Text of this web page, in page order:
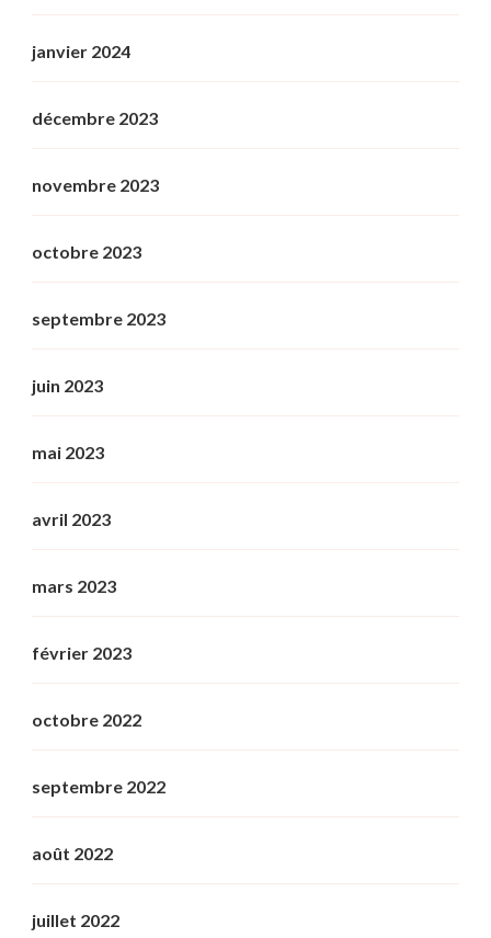
janvier 2024
décembre 2023
novembre 2023
octobre 2023
septembre 2023
juin 2023
mai 2023
avril 2023
mars 2023
février 2023
octobre 2022
septembre 2022
août 2022
juillet 2022